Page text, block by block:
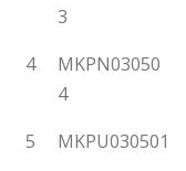
3
4
MKPN03050
4
5 MKPU030501